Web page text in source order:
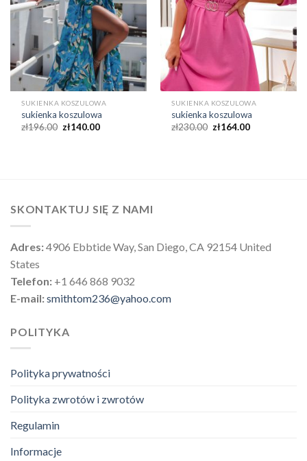
SUKIENKA KOSZULOWA
sukienka koszulowa
zł196.00 zł140.00
SUKIENKA KOSZULOWA
sukienka koszulowa
zł230.00 zł164.00
SKONTAKTUJ SIĘ Z NAMI
Adres:4906 Ebbtide Way, San Diego, CA 92154 United
States
Telefon: +1 646 868 9032
E-mail:smithtom236@yahoo.com
POLITYKA
Polityka prywatności
Polityka zwrotów i zwrotów
Regulamin
Informacje